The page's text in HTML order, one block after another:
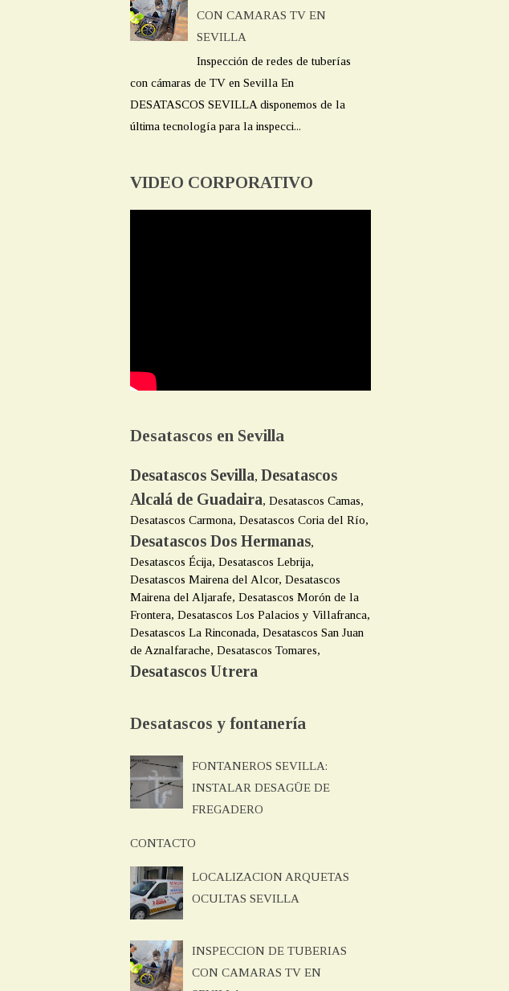
CON CAMARAS TV EN
SEVILLA
Inspección de redes de tuberías
con cámaras de TV en Sevilla En
DESATASCOS SEVILLA disponemos de la
última tecnología para la inspecci...
VIDEO CORPORATIVO
Desatascos en Sevilla
Desatascos Sevilla, Desatascos
Alcalá de Guadaira, Desatascos Camas,
Desatascos Carmona, Desatascos Coria del Río,
Desatascos Dos Hermanas,
Desatascos Écija, Desatascos Lebrija,
Desatascos Mairena del Alcor, Desatascos
Mairena del Aljarafe, Desatascos Morón de la
Frontera, Desatascos Los Palacios y Villafranca,
Desatascos La Rinconada, Desatascos San Juan
de Aznalfarache, Desatascos Tomares,
Desatascos Utrera
Desatascos y fontanería
FONTANEROS SEVILLA:
INSTALAR DESAGÜE DE
FREGADERO
CONTACTO
LOCALIZACION ARQUETAS
OCULTAS SEVILLA
INSPECCION DE TUBERIAS
CON CAMARAS TV EN